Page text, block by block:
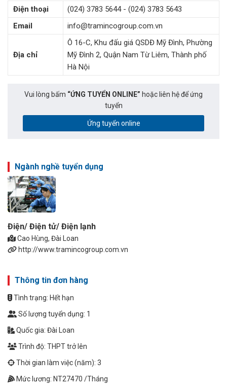
Điện thoại
(024) 3783 5644 - (024) 3783 5643
Email
info@tramincogroup.com.vn
Địa chỉ
Ô 16-C, Khu đấu giá QSDĐ Mỹ Đình, Phường
Mỹ Đình 2, Quận Nam Từ Liêm, Thành phố
Hà Nội
Vui lòng bấm “ỨNG TUYỂN ONLINE” hoặc liên hệ để ứng
tuyển
Ứng tuyển online
Ngành nghề tuyển dụng
Điện/ Điện tử/ Điện lạnh
Cao Hùng, Đài Loan
http://www.tramincogroup.com.vn
Thông tin đơn hàng
Tình trạng: Hết hạn
Số lượng tuyển dụng: 1
Quốc gia: Đài Loan
Trình độ: THPT trở lên
Thời gian làm việc (năm): 3
Mức lương: NT27470 /Tháng